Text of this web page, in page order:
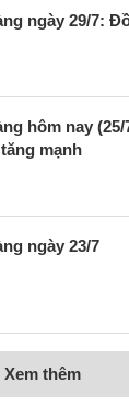
ngày 29/7:
hôm nay
mạnh
ngày 23/7
Xem thêm